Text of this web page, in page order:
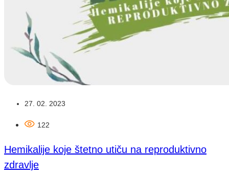
27. 02. 2023
122
Hemikalije koje štetno utiču na reproduktivno
zdravlje